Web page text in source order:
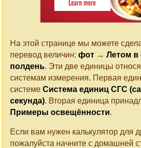
На этой странице мы можете
перевод величин: фот → Летом в
полдень. Эти две единицы
системам измерения. Первая
системе Система единиц СГС
секунда). Вторая единица
Примеры освещённости.
Если вам нужен калькулятор для
пожалуйста начните с домашней